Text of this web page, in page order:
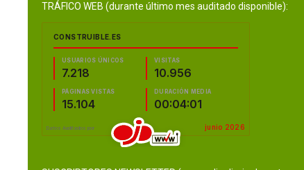
TRÁFICO WEB (durante último mes auditado disponible):